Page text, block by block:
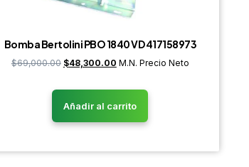
Bomba Bertolini PBO 1840 VD 417158973
$69,000.00 $48,300.00 M.N. Precio Neto
Añadir al carrito